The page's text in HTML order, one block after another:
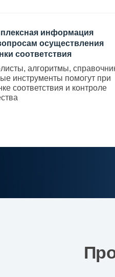
информация
осуществления
соответствия
алгоритмы,
инструменты помогут при
соответствия и контроле